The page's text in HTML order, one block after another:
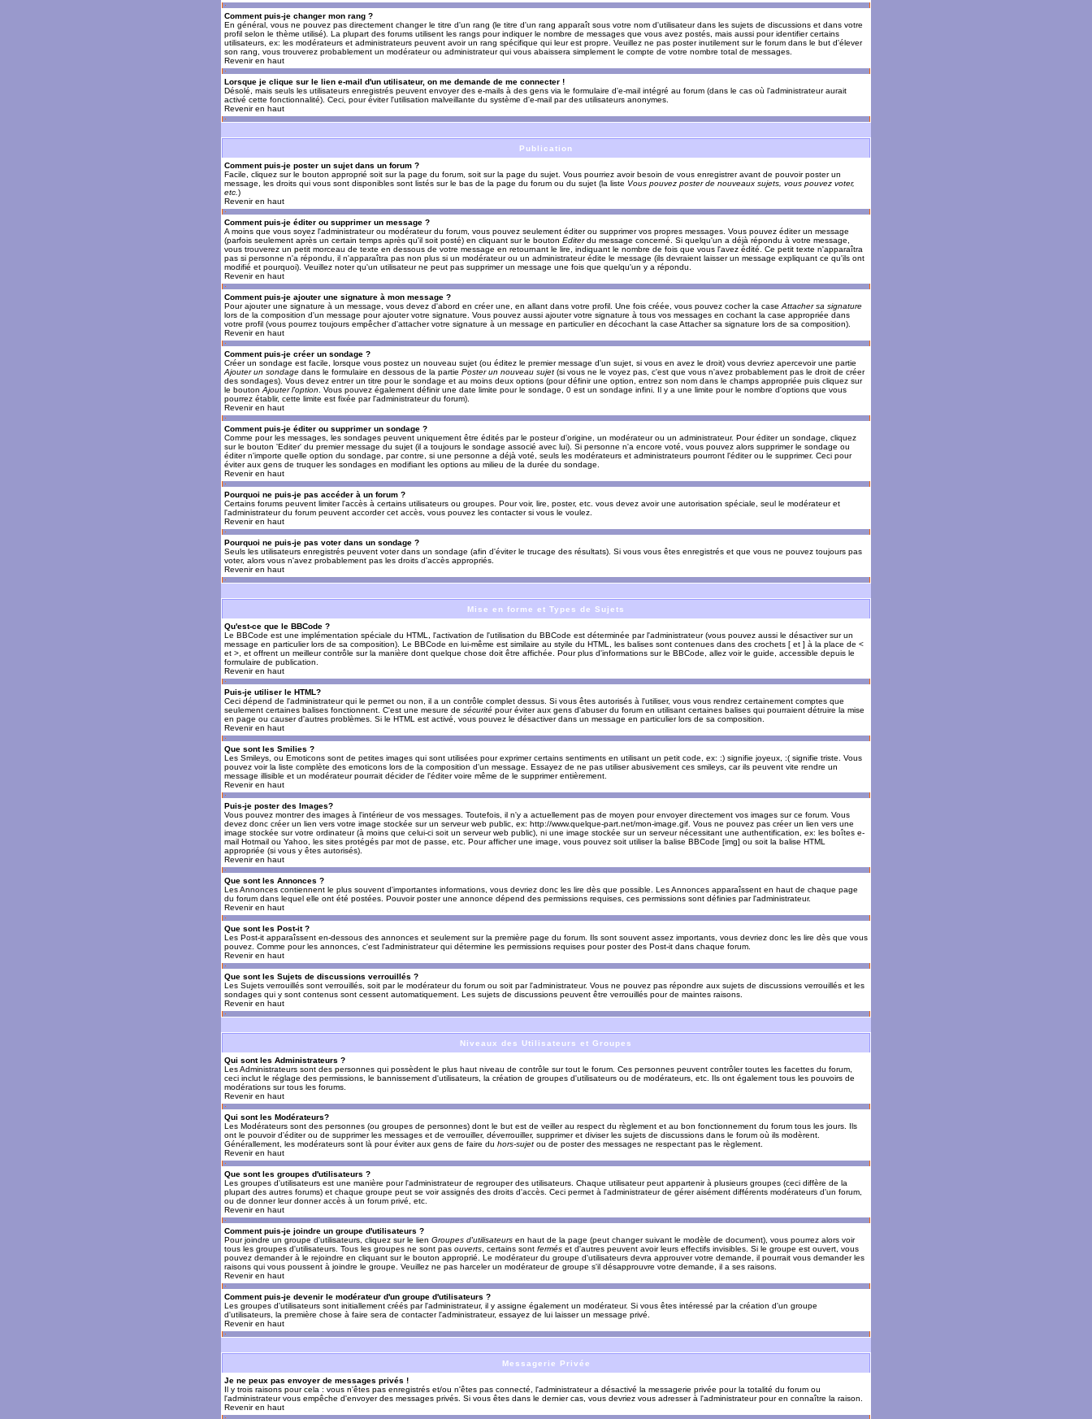
Comment puis-je changer mon rang ?
En général, vous ne pouvez pas directement changer le titre d'un rang (le titre d'un rang apparaît sous votre nom d'utilisateur dans les sujets de discussions et dans votre
profil selon le thème utilisé). La plupart des forums utilisent les rangs pour indiquer le nombre de messages que vous avez postés, mais aussi pour identifier certains
utilisateurs, ex: les modérateurs et administrateurs peuvent avoir un rang spécifique qui leur est propre. Veuillez ne pas poster inutilement sur le forum dans le but d'élever
son rang, vous trouverez probablement un modérateur ou administrateur qui vous abaissera simplement le compte de votre nombre total de messages.
Revenir en haut
Lorsque je clique sur le lien e-mail d'un utilisateur, on me demande de me connecter !
Désolé, mais seuls les utilisateurs enregistrés peuvent envoyer des e-mails à des gens via le formulaire d'e-mail intégré au forum (dans le cas où l'administrateur aurait
activé cette fonctionnalité). Ceci, pour éviter l'utilisation malveillante du système d'e-mail par des utilisateurs anonymes.
Revenir en haut
Publication
Comment puis-je poster un sujet dans un forum ?
Facile, cliquez sur le bouton approprié soit sur la page du forum, soit sur la page du sujet. Vous pourriez avoir besoin de vous enregistrer avant de pouvoir poster un
message, les droits qui vous sont disponibles sont listés sur le bas de la page du forum ou du sujet (la liste Vous pouvez poster de nouveaux sujets, vous pouvez voter,
etc. )
Revenir en haut
Comment puis-je éditer ou supprimer un message ?
A moins que vous soyez l'administrateur ou modérateur du forum, vous pouvez seulement éditer ou supprimer vos propres messages. Vous pouvez éditer un message
(parfois seulement après un certain temps après qu'il soit posté) en cliquant sur le bouton Editerdu message concerné. Si quelqu'un a déjà répondu à votre message,
vous trouverez un petit morceau de texte en dessous de votre message en retournant le lire, indiquant le nombre de fois que vous l'avez édité. Ce petit texte n'apparaîtra
pas si personne n'a répondu, il n'apparaîtra pas non plus si un modérateur ou un administrateur édite le message (ils devraient laisser un message expliquant ce qu'ils ont
modifié et pourquoi). Veuillez noter qu'un utilisateur ne peut pas supprimer un message une fois que quelqu'un y a répondu.
Revenir en haut
Comment puis-je ajouter une signature à mon message ?
Pour ajouter une signature à un message, vous devez d'abord en créer une, en allant dans votre profil. Une fois créée, vous pouvez cocher la case Attacher sa signature
lors de la composition d'un message pour ajouter votre signature. Vous pouvez aussi ajouter votre signature à tous vos messages en cochant la case appropriée dans
votre profil (vous pourrez toujours empêcher d'attacher votre signature à un message en particulier en décochant la case Attacher sa signature lors de sa composition).
Revenir en haut
Comment puis-je créer un sondage ?
Créer un sondage est facile, lorsque vous postez un nouveau sujet (ou éditez le premier message d'un sujet, si vous en avez le droit) vous devriez apercevoir une partie
Ajouter un sondage dans le formulaire en dessous de la partie Poster un nouveau sujet (si vous ne le voyez pas, c'est que vous n'avez probablement pas le droit de créer
des sondages). Vous devez entrer un titre pour le sondage et au moins deux options (pour définir une option, entrez son nom dans le champs appropriée puis cliquez sur
le bouton Ajouter l'option . Vous pouvez également définir une date limite pour le sondage, 0 est un sondage infini. Il y a une limite pour le nombre d'options que vous
pourrez établir, cette limite est fixée par l'administrateur du forum).
Revenir en haut
Comment puis-je éditer ou supprimer un sondage ?
Comme pour les messages, les sondages peuvent uniquement être édités par le posteur d'origine, un modérateur ou un administrateur. Pour éditer un sondage, cliquez
sur le bouton 'Editer' du premier message du sujet (il a toujours le sondage associé avec lui). Si personne n'a encore voté, vous pouvez alors supprimer le sondage ou
éditer n'importe quelle option du sondage, par contre, si une personne a déjà voté, seuls les modérateurs et administrateurs pourront l'éditer ou le supprimer. Ceci pour
éviter aux gens de truquer les sondages en modifiant les options au milieu de la durée du sondage.
Revenir en haut
Pourquoi ne puis-je pas accéder à un forum ?
Certains forums peuvent limiter l'accès à certains utilisateurs ou groupes. Pour voir, lire, poster, etc. vous devez avoir une autorisation spéciale, seul le modérateur et
l'administrateur du forum peuvent accorder cet accès, vous pouvez les contacter si vous le voulez.
Revenir en haut
Pourquoi ne puis-je pas voter dans un sondage ?
Seuls les utilisateurs enregistrés peuvent voter dans un sondage (afin d'éviter le trucage des résultats). Si vous vous êtes enregistrés et que vous ne pouvez toujours pas
voter, alors vous n'avez probablement pas les droits d'accès appropriés.
Revenir en haut
Mise en forme et Types de Sujets
Qu'est-ce que le BBCode ?
Le BBCode est une implémentation spéciale du HTML, l'activation de l'utilisation du BBCode est déterminée par l'administrateur (vous pouvez aussi le désactiver sur un
message en particulier lors de sa composition). Le BBCode en lui-même est similaire au styile du HTML, les balises sont contenues dans des crochets [ et ] à la place de <
et >, et offrent un meilleur contrôle sur la manière dont quelque chose doit être affichée. Pour plus d'informations sur le BBCode, allez voir le guide, accessible depuis le
formulaire de publication.
Revenir en haut
Puis-je utiliser le HTML?
Ceci dépend de l'administrateur qui le permet ou non, il a un contrôle complet dessus. Si vous êtes autorisés à l'utiliser, vous vous rendrez certainement comptes que
seulement certaines balises fonctionnent. C'est une mesure de sécurité pour éviter aux gens d'abuser du forum en utilisant certaines balises qui pourraient détruire la mise
en page ou causer d'autres problèmes. Si le HTML est activé, vous pouvez le désactiver dans un message en particulier lors de sa composition.
Revenir en haut
Que sont les Smilies ?
Les Smileys, ou Emoticons sont de petites images qui sont utilisées pour exprimer certains sentiments en utilisant un petit code, ex: :) signifie joyeux, :( signifie triste. Vous
pouvez voir la liste complète des emoticons lors de la composition d'un message. Essayez de ne pas utiliser abusivement ces smileys, car ils peuvent vite rendre un
message illisible et un modérateur pourrait décider de l'éditer voire même de le supprimer entièrement.
Revenir en haut
Puis-je poster des Images?
Vous pouvez montrer des images à l'intérieur de vos messages. Toutefois, il n'y a actuellement pas de moyen pour envoyer directement vos images sur ce forum. Vous
devez donc créer un lien vers votre image stockée sur un serveur web public, ex: http://www.quelque-part.net/mon-image.gif. Vous ne pouvez pas créer un lien vers une
image stockée sur votre ordinateur (à moins que celui-ci soit un serveur web public), ni une image stockée sur un serveur nécessitant une authentification, ex: les boîtes e-
mail Hotmail ou Yahoo, les sites protégés par mot de passe, etc. Pour afficher une image, vous pouvez soit utiliser la balise BBCode [img] ou soit la balise HTML
appropriée (si vous y êtes autorisés).
Revenir en haut
Que sont les Annonces ?
Les Annonces contiennent le plus souvent d'importantes informations, vous devriez donc les lire dès que possible. Les Annonces apparaîssent en haut de chaque page
du forum dans lequel elle ont été postées. Pouvoir poster une annonce dépend des permissions requises, ces permissions sont définies par l'administrateur.
Revenir en haut
Que sont les Post-it ?
Les Post-it apparaîssent en-dessous des annonces et seulement sur la première page du forum. Ils sont souvent assez importants, vous devriez donc les lire dès que vous
pouvez. Comme pour les annonces, c'est l'administrateur qui détermine les permissions requises pour poster des Post-it dans chaque forum.
Revenir en haut
Que sont les Sujets de discussions verrouillés ?
Les Sujets verrouillés sont verrouillés, soit par le modérateur du forum ou soit par l'administrateur. Vous ne pouvez pas répondre aux sujets de discussions verrouillés et les
sondages qui y sont contenus sont cessent automatiquement. Les sujets de discussions peuvent être verrouillés pour de maintes raisons.
Revenir en haut
Niveaux des Utilisateurs et Groupes
Qui sont les Administrateurs ?
Les Administrateurs sont des personnes qui possèdent le plus haut niveau de contrôle sur tout le forum. Ces personnes peuvent contrôler toutes les facettes du forum,
ceci inclut le réglage des permissions, le bannissement d'utilisateurs, la création de groupes d'utilisateurs ou de modérateurs, etc. Ils ont également tous les pouvoirs de
modérations sur tous les forums.
Revenir en haut
Qui sont les Modérateurs?
Les Modérateurs sont des personnes (ou groupes de personnes) dont le but est de veiller au respect du règlement et au bon fonctionnement du forum tous les jours. Ils
ont le pouvoir d'éditer ou de supprimer les messages et de verrouiller, déverrouiller, supprimer et diviser les sujets de discussions dans le forum où ils modèrent.
Générallement, les modérateurs sont là pour éviter aux gens de faire du hors-sujet ou de poster des messages ne respectant pas le règlement.
Revenir en haut
Que sont les groupes d'utilisateurs ?
Les groupes d'utilisateurs est une manière pour l'administrateur de regrouper des utilisateurs. Chaque utilisateur peut appartenir à plusieurs groupes (ceci diffère de la
plupart des autres forums) et chaque groupe peut se voir assignés des droits d'accès. Ceci permet à l'administrateur de gérer aisément différents modérateurs d'un forum,
ou de donner leur donner accès à un forum privé, etc.
Revenir en haut
Comment puis-je joindre un groupe d'utilisateurs ?
Pour joindre un groupe d'utilisateurs, cliquez sur le lien Groupes d'utilisateurs en haut de la page (peut changer suivant le modèle de document), vous pourrez alors voir
tous les groupes d'utilisateurs. Tous les groupes ne sont pas ouverts , certains sont fermés et d'autres peuvent avoir leurs effectifs invisibles. Si le groupe est ouvert, vous
pouvez demander à le rejoindre en cliquant sur le bouton approprié. Le modérateur du groupe d'utilisateurs devra approuver votre demande, il pourrait vous demander les
raisons qui vous poussent à joindre le groupe. Veuillez ne pas harceler un modérateur de groupe s'il désapprouvre votre demande, il a ses raisons.
Revenir en haut
Comment puis-je devenir le modérateur d'un groupe d'utilisateurs ?
Les groupes d'utilisateurs sont initiallement créés par l'administrateur, il y assigne également un modérateur. Si vous êtes intéressé par la création d'un groupe
d'utilisateurs, la première chose à faire sera de contacter l'administrateur, essayez de lui laisser un message privé.
Revenir en haut
Messagerie Privée
Je ne peux pas envoyer de messages privés !
Il y trois raisons pour cela : vous n'êtes pas enregistrés et/ou n'êtes pas connecté, l'administrateur a désactivé la messagerie privée pour la totalité du forum ou
l'administrateur vous empêche d'envoyer des messages privés. Si vous êtes dans le dernier cas, vous devriez vous adresser à l'administrateur pour en connaître la raison.
Revenir en haut